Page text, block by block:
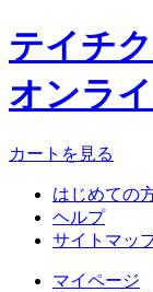
テイチ
オンラ
カートを見る
はじめての
ヘルプ
サイトマッ
マイページ